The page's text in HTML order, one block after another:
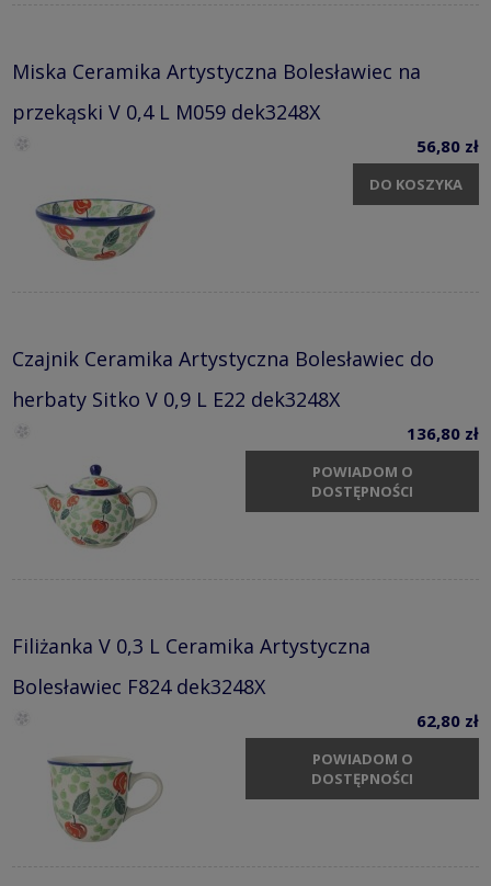
Miska Ceramika Artystyczna Bolesławiec na
przekąski V 0,4 L M059 dek3248X
56,80 zł
DO KOSZYKA
Czajnik Ceramika Artystyczna Bolesławiec do
herbaty Sitko V 0,9 L E22 dek3248X
136,80 zł
POWIADOM O
DOSTĘPNOŚCI
Filiżanka V 0,3 L Ceramika Artystyczna
Bolesławiec F824 dek3248X
62,80 zł
POWIADOM O
DOSTĘPNOŚCI